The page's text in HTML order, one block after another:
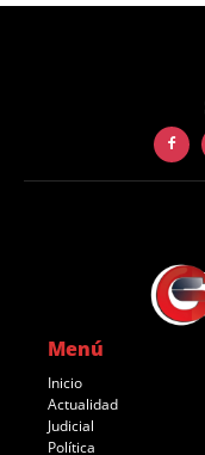
Menú
Inicio
Actualidad
Judicial
Política